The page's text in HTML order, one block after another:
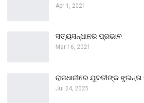
Apr 1, 2021
ସତ୍ୟସନ୍ଧାନର ପ୍ରଭାବ
Mar 16, 2021
ରାଜଧାନୀରେ ଯୁବତୀଙ୍କ
Jul 24, 2025